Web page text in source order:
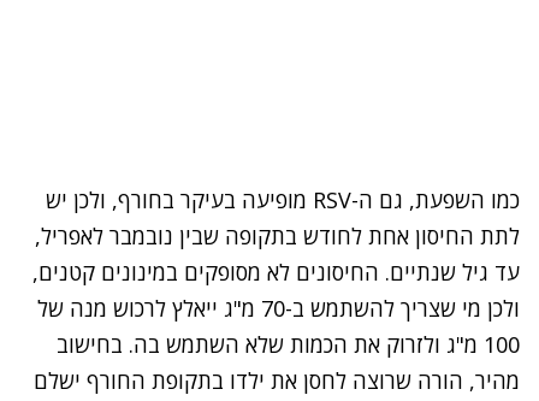
כמו השפעת, גם ה-RSV מופיעה בעיקר בחורף, ולכן יש
לתת החיסון אחת לחודש בתקופה שבין נובמבר לאפריל,
עד גיל שנתיים. החיסונים לא מסופקים במינונים קטנים,
ולכן מי שצריך להשתמש ב-70 מ"ג ייאלץ לרכוש מנה של
100 מ"ג ולזרוק את הכמות שלא השתמש בה. בחישוב
מהיר, הורה שרוצה לחסן את ילדו בתקופת החורף ישלם